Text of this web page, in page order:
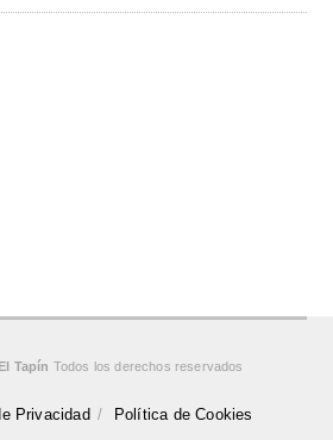
El Tapín Todos los derechos reservados
Privacidad Política de Cookies